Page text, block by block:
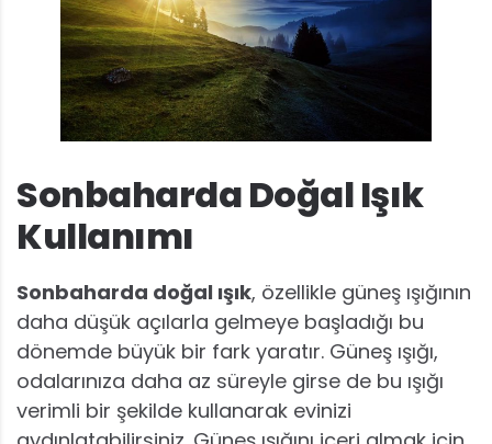
Sonbaharda Doğal Işık
Kullanımı
Sonbaharda doğal ışık, özellikle güneş ışığının
daha düşük açılarla gelmeye başladığı bu
dönemde büyük bir fark yaratır. Güneş ışığı,
odalarınıza daha az süreyle girse de bu ışığı
verimli bir şekilde kullanarak evinizi